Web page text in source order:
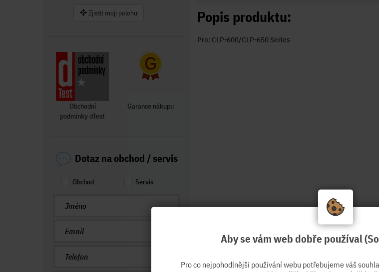
Popis produktu:
Pro: CLP-600/CLP-650 Series
Zjistit moji polohu
Obchodní
podmínky dTest
Garance nákupu
Dotaz na obchod / servis
Obchod Servis
Aby se vám web dobře používal
Pro co nejpohodlnější používání webu potřebujeme váš